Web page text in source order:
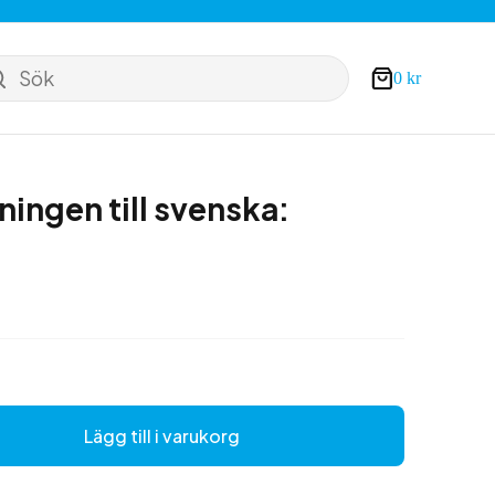
Sök Varukorg
0 kr
till svenska:
Lägg till i varukorg